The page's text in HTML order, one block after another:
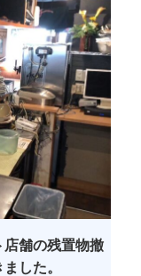
店舗の残置物撤
した。